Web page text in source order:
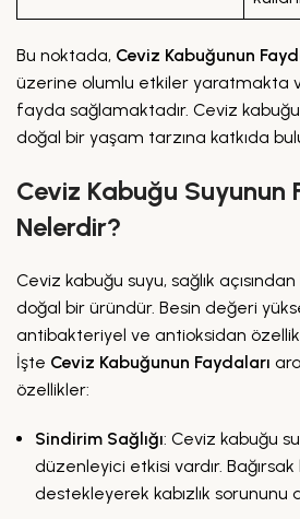
Bu noktada, Ceviz Kabuğunun
üzerine olumlu etkiler yaratmakta
fayda sağlamaktadır. Ceviz
doğal bir yaşam tarzına katkıda
Ceviz Kabuğu Suyunun
Nelerdir?
Ceviz kabuğu suyu, sağlık
doğal bir üründür. Besin değeri
antibakteriyel ve antioksidan
İşte Ceviz Kabuğunun Faydaları
özellikler:
Sindirim Sağlığı: Ceviz kabuğu
düzenleyici etkisi vardır.
destekleyerek kabızlık sorununu